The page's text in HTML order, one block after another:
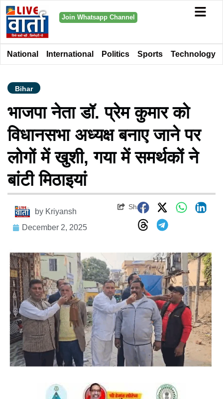
Join Whatsapp Channel
National International Politics Sports Technology
Bihar
भाजपा नेता डॉ. प्रेम कुमार को
विधानसभा अध्यक्ष बनाए जाने पर
लोगों में खुशी, गया में समर्थकों ने
बांटी मिठाइयां
by Kriyansh
December 2, 2025
Share